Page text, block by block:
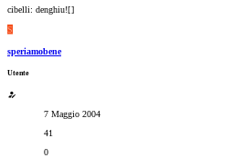
cibelli: denghiu![]
S
speriamobene
Utente
7 Maggio 2004
41
0